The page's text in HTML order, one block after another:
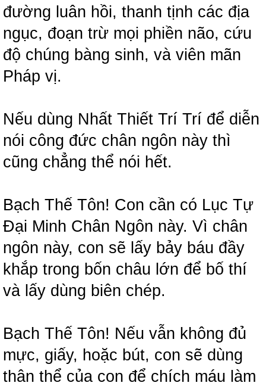
đường luân hồi, thanh tịnh các địa
ngục, đoạn trừ mọi phiền não, cứu
độ chúng bàng sinh, và viên mãn
Pháp vị.
Nếu dùng Nhất Thiết Trí Trí để diễn
nói công đức chân ngôn này thì
cũng chẳng thể nói hết.
Bạch Thế Tôn! Con cần có Lục Tự
Đại Minh Chân Ngôn này. Vì chân
ngôn này, con sẽ lấy bảy báu đầy
khắp trong bốn châu lớn để bố thí
và lấy dùng biên chép.
Bạch Thế Tôn! Nếu vẫn không đủ
mực, giấy, hoặc bút, con sẽ dùng
thân thể của con để chích máu làm